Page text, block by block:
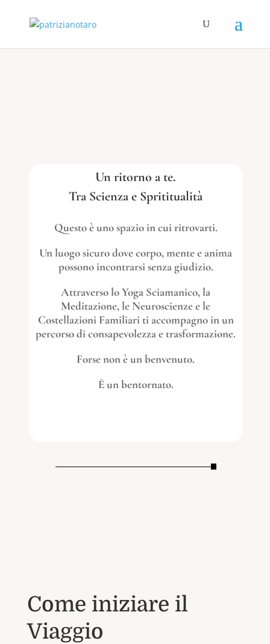
Un ritorno a te.
Tra Scienza e Sprititualità
Questo è uno spazio in cui ritrovarti.
Un luogo sicuro dove corpo, mente e anima
possono incontrarsi senza giudizio.
Attraverso lo Yoga Sciamanico, la
Meditazione, le Neuroscienze e le
Costellazioni Familiari ti accompagno in un
percorso di consapevolezza e trasformazione.
Forse non è un benvenuto.
È un bentornato.
Come iniziare il
Viaggio